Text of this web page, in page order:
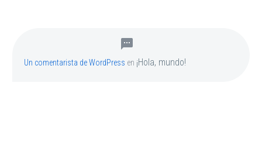
Un comentarista de WordPress en ¡Hola, mundo!